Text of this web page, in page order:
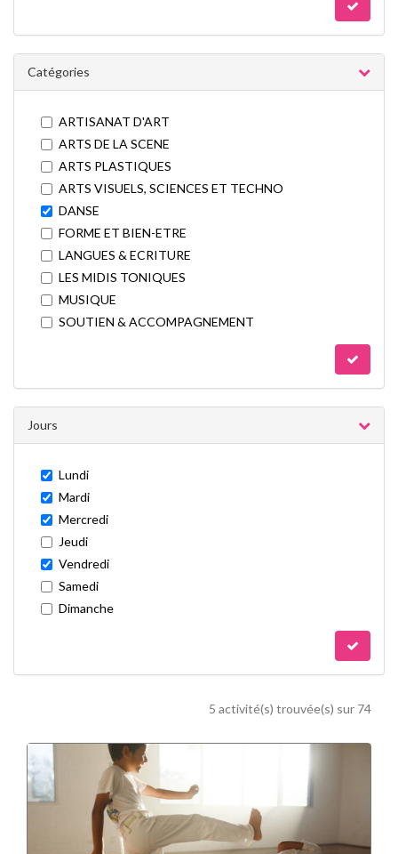
Catégories
ARTISANAT D'ART
ARTS DE LA SCENE
ARTS PLASTIQUES
ARTS VISUELS, SCIENCES ET TECHNO
DANSE
FORME ET BIEN-ETRE
LANGUES & ECRITURE
LES MIDIS TONIQUES
MUSIQUE
SOUTIEN & ACCOMPAGNEMENT
Jours
Lundi
Mardi
Mercredi
Jeudi
Vendredi
Samedi
Dimanche
5 activité(s) trouvée(s) sur 74